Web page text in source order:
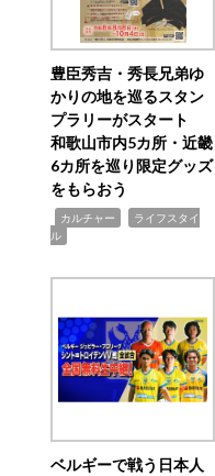
豊臣秀吉・秀長兄弟ゆ
かりの地を巡るスタン
プラリーがスタート
和歌山市内5カ所・近畿
6カ所を巡り限定グッズ
をもらおう
カルチャー
ライフスタイ
ル
ベルギーで戦う日本人